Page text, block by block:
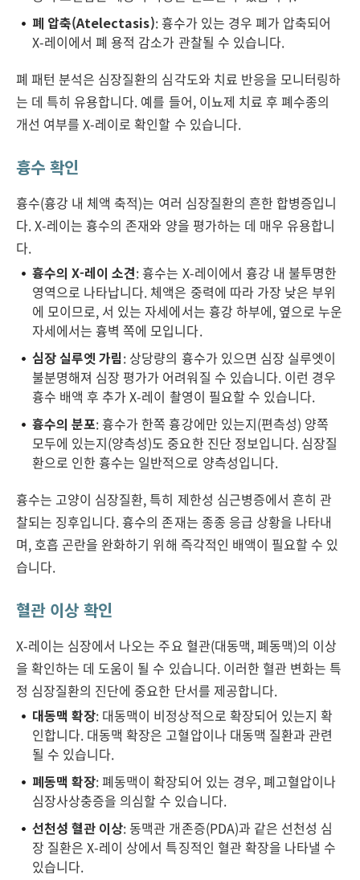
폐 압축(Atelectasis): 흉수가 있는 경우 폐가 압축되어
X-레이에서 폐 용적 감소가 관찰될 수 있습니다.
폐 패턴 분석은 심장질환의 심각도와 치료 반응을 모니터링하
는 데 특히 유용합니다. 예를 들어, 이뇨제 치료 후 폐수종의
개선 여부를 X-레이로 확인할 수 있습니다.
흉수 확인
흉수(흉강 내 체액 축적)는 여러 심장질환의 흔한 합병증입니
다. X-레이는 흉수의 존재와 양을 평가하는 데 매우 유용합니
다.
흉수의 X-레이 소견: 흉수는 X-레이에서 흉강 내 불투명한
영역으로 나타납니다. 체액은 중력에 따라 가장 낮은 부위
에 모이므로, 서 있는 자세에서는 흉강 하부에, 옆으로 누운
자세에서는 흉벽 쪽에 모입니다.
심장 실루엣 가림: 상당량의 흉수가 있으면 심장 실루엣이
불분명해져 심장 평가가 어려워질 수 있습니다. 이런 경우
흉수 배액 후 추가 X-레이 촬영이 필요할 수 있습니다.
흉수의 분포: 흉수가 한쪽 흉강에만 있는지(편측성) 양쪽
모두에 있는지(양측성)도 중요한 진단 정보입니다. 심장질
환으로 인한 흉수는 일반적으로 양측성입니다.
흉수는 고양이 심장질환, 특히 제한성 심근병증에서 흔히 관
찰되는 징후입니다. 흉수의 존재는 종종 응급 상황을 나타내
며, 호흡 곤란을 완화하기 위해 즉각적인 배액이 필요할 수 있
습니다.
혈관 이상 확인
X-레이는 심장에서 나오는 주요 혈관(대동맥, 폐동맥)의 이상
을 확인하는 데 도움이 될 수 있습니다. 이러한 혈관 변화는 특
정 심장질환의 진단에 중요한 단서를 제공합니다.
대동맥 확장: 대동맥이 비정상적으로 확장되어 있는지 확
인합니다. 대동맥 확장은 고혈압이나 대동맥 질환과 관련
될 수 있습니다.
폐동맥 확장: 폐동맥이 확장되어 있는 경우, 폐고혈압이나
심장사상충증을 의심할 수 있습니다.
선천성 혈관 이상: 동맥관 개존증(PDA)과 같은 선천성 심
장 질환은 X-레이 상에서 특징적인 혈관 확장을 나타낼 수
있습니다.